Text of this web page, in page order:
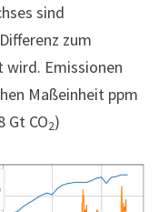
sind
zum
Emissionen
Maßeinheit ppm
Gt CO2)